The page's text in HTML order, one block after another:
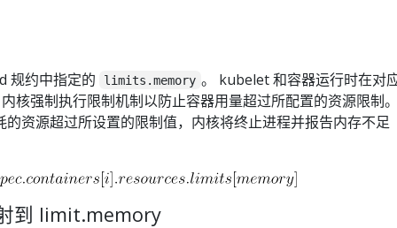
规约中指定的 limits.memory 。 kubelet 和容器运行时在对
核强制执行限制机制以防止容器用量超过所配置的资源限制
资源超过所设置的限制值，内核将终止进程并报告内存不足
到 limit.memory